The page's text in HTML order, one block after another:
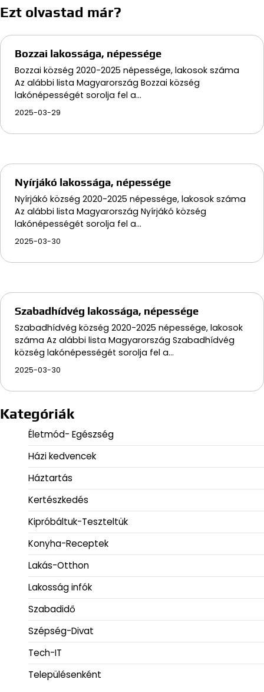
Ezt olvastad már?
Bozzai lakossága, népessége
Bozzai község 2020-2025 népessége, lakosok száma
Az alábbi lista Magyarország Bozzai község
lakónépességét sorolja fel a…
2025-03-29
Nyírjákó lakossága, népessége
Nyírjákó község 2020-2025 népessége, lakosok száma
Az alábbi lista Magyarország Nyírjákó község
lakónépességét sorolja fel a…
2025-03-30
Szabadhídvég lakossága, népessége
Szabadhídvég község 2020-2025 népessége, lakosok
száma Az alábbi lista Magyarország Szabadhídvég
község lakónépességét sorolja fel a…
2025-03-30
Kategóriák
Életmód- Egészség
Házi kedvencek
Háztartás
Kertészkedés
Kipróbáltuk-Teszteltük
Konyha-Receptek
Lakás-Otthon
Lakosság infók
Szabadidő
Szépség-Divat
Tech-IT
Településenként